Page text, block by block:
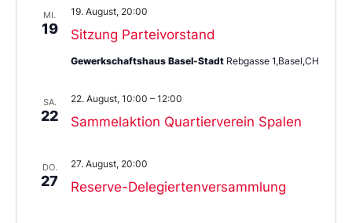
MI.
19 Sitzung Parteivorstand
19. August, 20:00
Gewerkschaftshaus Basel-Stadt Rebgasse 1,Basel,CH
SA.
22 Sammelaktion Quartierverein Spalen
22. August, 10:00 – 12:00
DO.
27 Reserve-Delegiertenversammlung
27. August, 20:00